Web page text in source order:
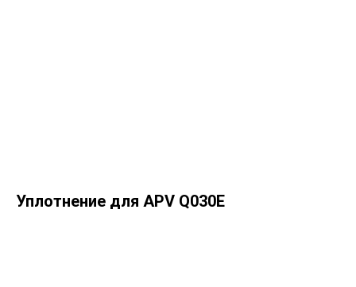
Уплотнение для APV Q030E